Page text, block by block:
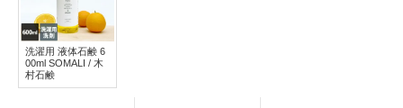
洗濯用 液体石鹸 6
00ml SOMALI / 木
村石鹸